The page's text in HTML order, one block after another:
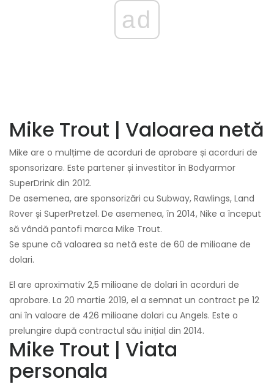
ad
Mike Trout | Valoarea netă
Mike are o mulțime de acorduri de aprobare și acorduri de
sponsorizare. Este partener și investitor în Bodyarmor
SuperDrink din 2012.
De asemenea, are sponsorizări cu Subway, Rawlings, Land
Rover și SuperPretzel. De asemenea, în 2014, Nike a început
să vândă pantofi marca Mike Trout.
Se spune că valoarea sa netă este de 60 de milioane de
dolari.
El are aproximativ 2,5 milioane de dolari în acorduri de
aprobare. La 20 martie 2019, el a semnat un contract pe 12
ani în valoare de 426 milioane dolari cu Angels. Este o
prelungire după contractul său inițial din 2014.
Mike Trout | Viata
personala